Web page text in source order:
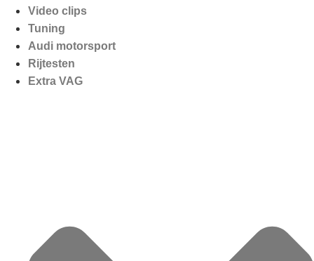
Video clips
Tuning
Audi motorsport
Rijtesten
Extra VAG